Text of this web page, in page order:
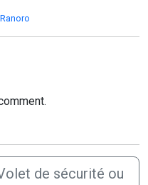
Ranoro
de sécurité ou